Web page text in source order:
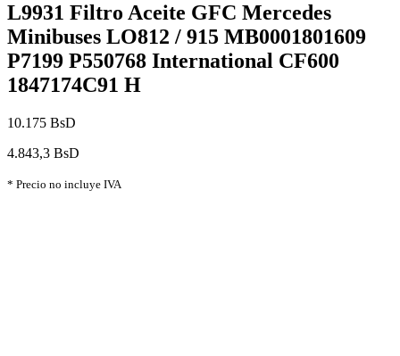
L9931 Filtro Aceite GFC Mercedes
Minibuses LO812 / 915 MB0001801609
P7199 P550768 International CF600
1847174C91 H
10.175 BsD
4.843,3 BsD
* Precio no incluye IVA